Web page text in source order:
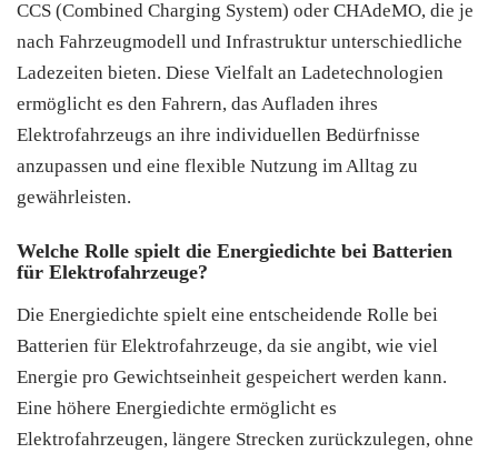
CCS (Combined Charging System) oder CHAdeMO, die je
nach Fahrzeugmodell und Infrastruktur unterschiedliche
Ladezeiten bieten. Diese Vielfalt an Ladetechnologien
ermöglicht es den Fahrern, das Aufladen ihres
Elektrofahrzeugs an ihre individuellen Bedürfnisse
anzupassen und eine flexible Nutzung im Alltag zu
gewährleisten.
Welche Rolle spielt die Energiedichte bei Batterien
für Elektrofahrzeuge?
Die Energiedichte spielt eine entscheidende Rolle bei
Batterien für Elektrofahrzeuge, da sie angibt, wie viel
Energie pro Gewichtseinheit gespeichert werden kann.
Eine höhere Energiedichte ermöglicht es
Elektrofahrzeugen, längere Strecken zurückzulegen, ohne